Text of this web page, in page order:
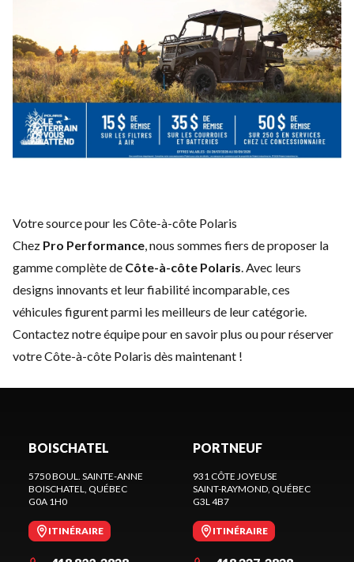
Votre source pour les Côte-à-côte Polaris
Chez Pro Performance, nous sommes fiers de proposer la
gamme complète de Côte-à-côte Polaris. Avec leurs
designs innovants et leur fiabilité incomparable, ces
véhicules figurent parmi les meilleurs de leur catégorie.
Contactez notre équipepour en savoir plus ou pour réserver
votre Côte-à-côte Polaris dès maintenant !
BOISCHATEL
5750 BOUL. SAINTE-ANNE
BOISCHATEL, QUÉBEC
G0A 1H0
ITINÉRAIRE
PORTNEUF
931 CÔTE JOYEUSE
SAINT-RAYMOND, QUÉBEC
G3L 4B7
ITINÉRAIRE